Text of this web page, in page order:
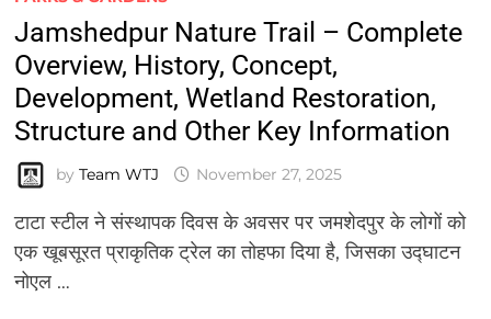
Jamshedpur Nature Trail – Complete
Overview, History, Concept,
Development, Wetland Restoration,
Structure and Other Key Information
by Team WTJ November 27, 2025
टाटा स्टील ने संस्थापक दिवस के अवसर पर जमशेदपुर के लोगों को
एक खूबसूरत प्राकृतिक ट्रेल का तोहफा दिया है, जिसका उद्घाटन
नोएल …